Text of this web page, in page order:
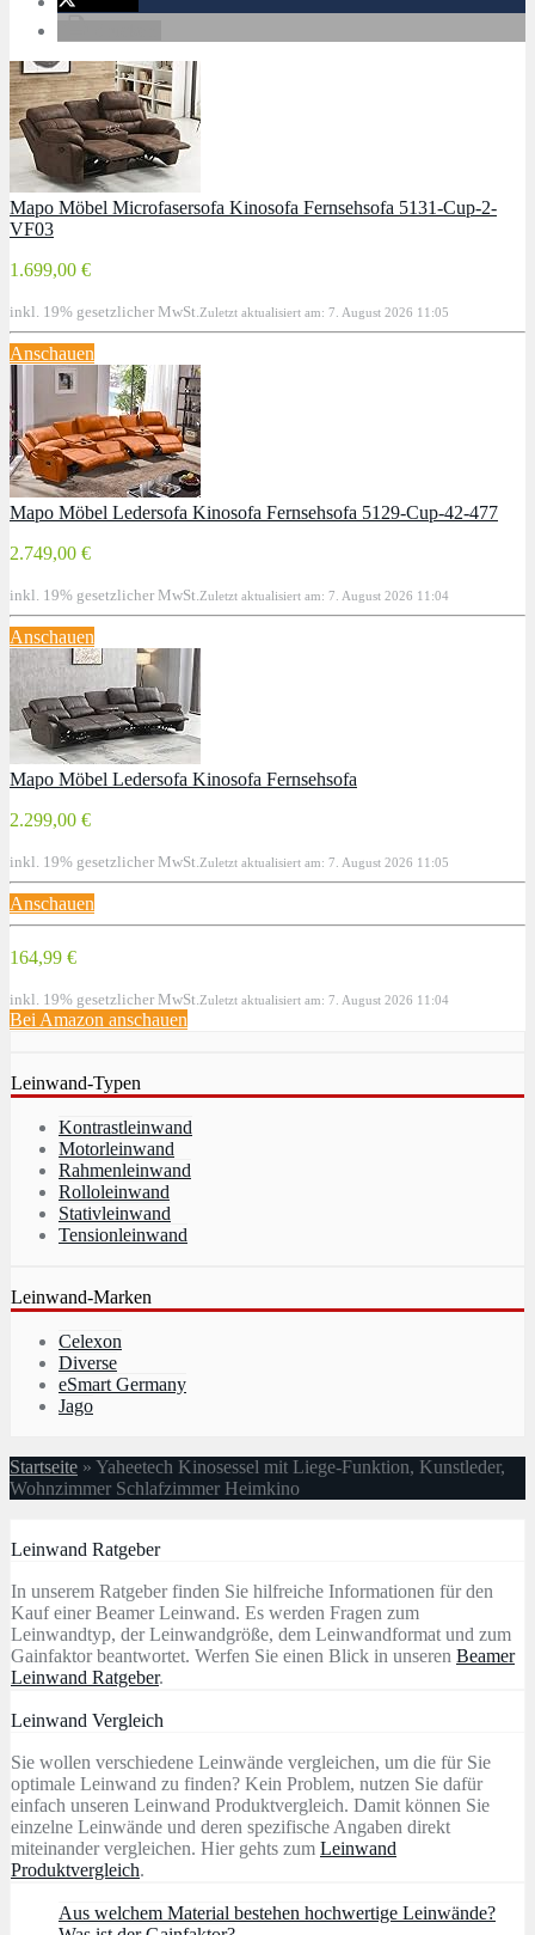
Mapo Möbel Microfasersofa Kinosofa Fernsehsofa 5131-Cup-2-
VF03
1.699,00 €
inkl. 19% gesetzlicher MwSt. Zuletzt aktualisiert am: 7. August 2026 11:05
Anschauen
Mapo Möbel Ledersofa Kinosofa Fernsehsofa 5129-Cup-42-477
2.749,00 €
inkl. 19% gesetzlicher MwSt. Zuletzt aktualisiert am: 7. August 2026 11:04
Anschauen
Mapo Möbel Ledersofa Kinosofa Fernsehsofa
2.299,00 €
inkl. 19% gesetzlicher MwSt. Zuletzt aktualisiert am: 7. August 2026 11:05
Anschauen
164,99 €
inkl. 19% gesetzlicher MwSt. Zuletzt aktualisiert am: 7. August 2026 11:04
Bei Amazon anschauen
Leinwand-Typen
Kontrastleinwand
Motorleinwand
Rahmenleinwand
Rolloleinwand
Stativleinwand
Tensionleinwand
Leinwand-Marken
Celexon
Diverse
eSmart Germany
Jago
Startseite » Yaheetech Kinosessel mit Liege-Funktion, Kunstleder,
Wohnzimmer Schlafzimmer Heimkino
Leinwand Ratgeber
In unserem Ratgeber finden Sie hilfreiche Informationen für den
Kauf einer Beamer Leinwand. Es werden Fragen zum
Leinwandtyp, der Leinwandgröße, dem Leinwandformat und zum
Gainfaktor beantwortet. Werfen Sie einen Blick in unseren Beamer
Leinwand Ratgeber.
Leinwand Vergleich
Sie wollen verschiedene Leinwände vergleichen, um die für Sie
optimale Leinwand zu finden? Kein Problem, nutzen Sie dafür
einfach unseren Leinwand Produktvergleich. Damit können Sie
einzelne Leinwände und deren spezifische Angaben direkt
miteinander vergleichen. Hier gehts zum Leinwand
Produktvergleich.
Aus welchem Material bestehen hochwertige Leinwände?